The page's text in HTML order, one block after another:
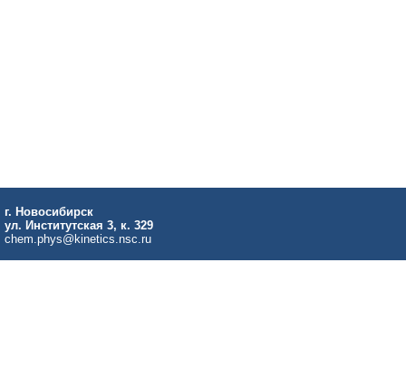
г. Новосибирск
ул. Институтская 3, к. 329
chem.phys@kinetics.nsc.ru